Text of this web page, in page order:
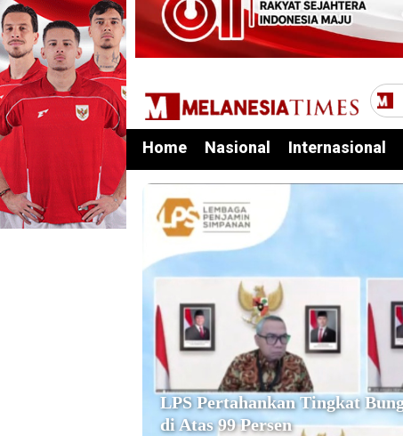
Home Nasional Internasional
LPS Pertahankan Tingkat
di Atas 99 Persen